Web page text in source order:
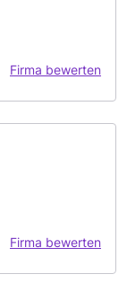
Firma bewerten
Firma bewerten